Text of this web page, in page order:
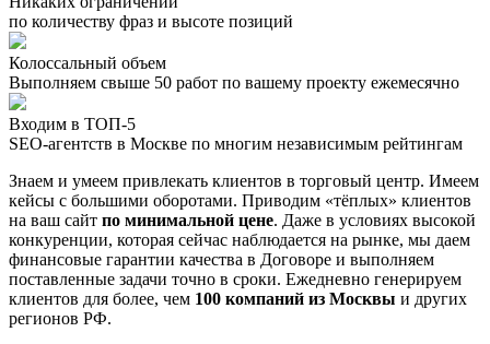
по количеству фраз и высоте позиций
Колоссальный объем
Выполняем свыше 50 работ по вашему проекту ежемесячно
Входим в ТОП-5
SEO-агентств в Москве по многим независимым рейтингам
Знаем и умеем привлекать клиентов в торговый центр. Имеем
кейсы с большими оборотами. Приводим «тёплых» клиентов
на ваш сайт по минимальной цене. Даже в условиях высокой
конкуренции, которая сейчас наблюдается на рынке, мы даем
финансовые гарантии качества в Договоре и выполняем
поставленные задачи точно в сроки. Ежедневно генерируем
клиентов для более, чем 100 компаний из Москвы и других
регионов РФ.